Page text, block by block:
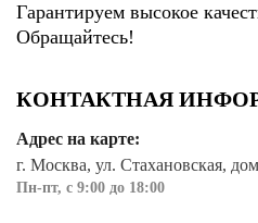
Гарантируем высокое
Обращайтесь!
КОНТАКТНАЯ
Адрес на карте:
г. Москва, ул. Стахановская,
Пн-пт, с 9:00 до 18:00